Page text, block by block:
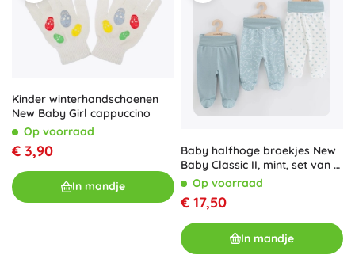
Kinder winterhandschoenen
New Baby Girl cappuccino
Op voorraad
€ 3,90
In mandje
Baby halfhoge broekjes New
Baby Classic II, mint, set van 3
stuksOp voorraad
€ 17,50
In mandje